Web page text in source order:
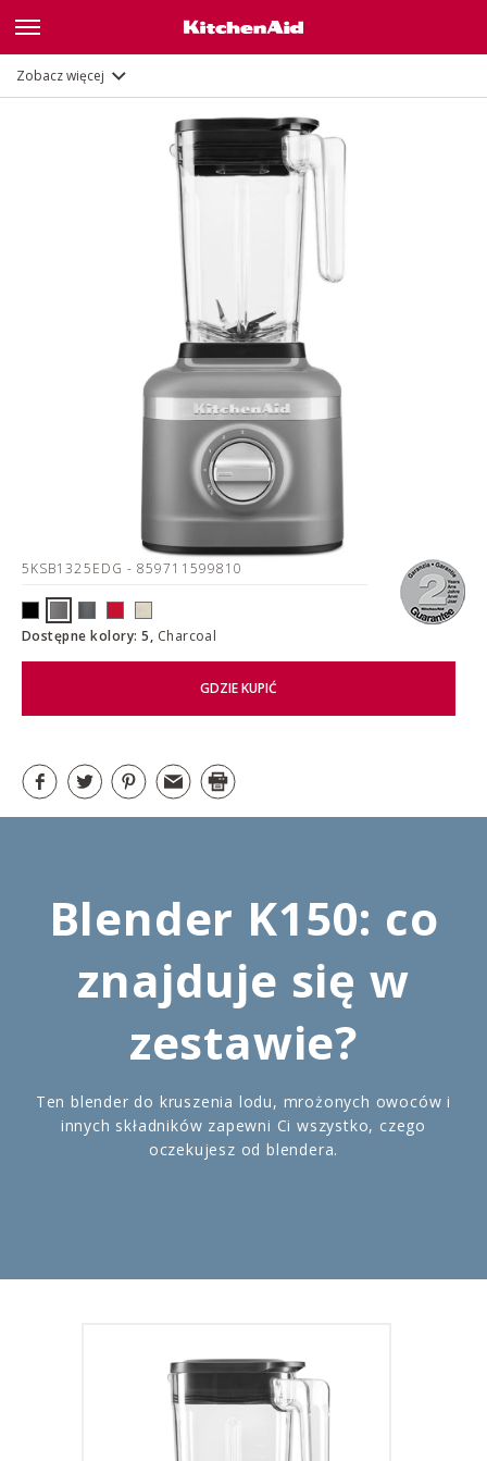
Zobacz więcej
5KSB1325EDG - 859711599810
Dostępne kolory: 5, Charcoal
GDZIE KUPIĆ
Blender K150: co
znajduje się w
zestawie?
Ten blender do kruszenia lodu, mrożonych owoców i
innych składników zapewni Ci wszystko, czego
oczekujesz od blendera.